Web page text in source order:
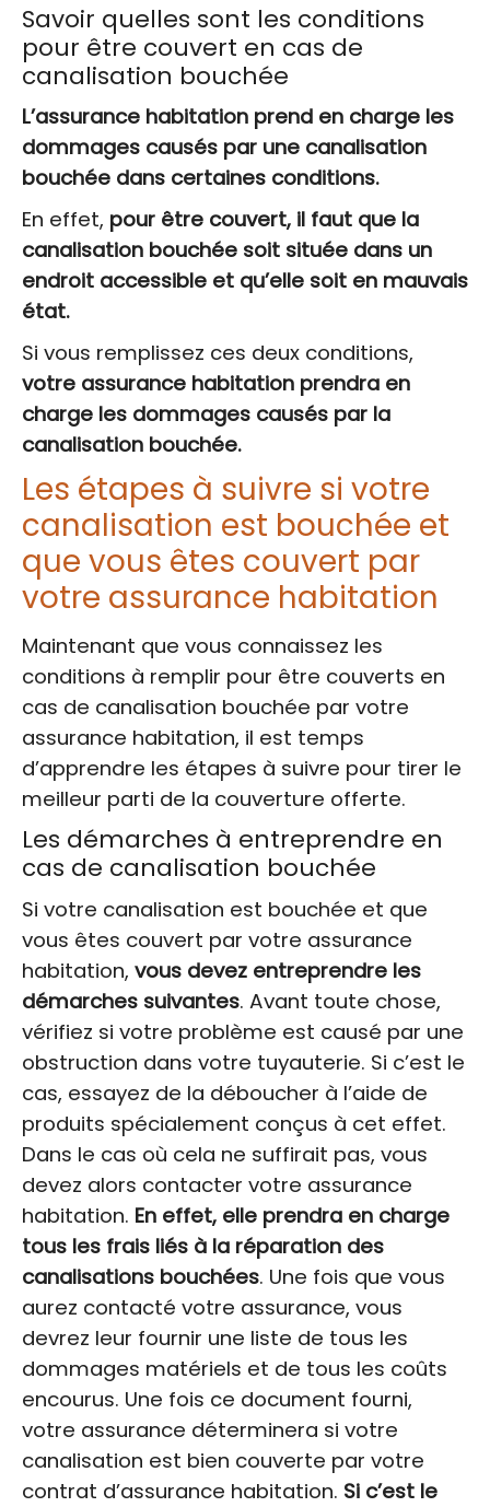
Savoir quelles sont les conditions
pour être couvert en cas de
canalisation bouchée
L’assurance habitation prend en charge les
dommages causés par une canalisation
bouchée dans certaines conditions.
En effet, pour être couvert, il faut que la
canalisation bouchée soit située dans un
endroit accessible et qu’elle soit en mauvais
état.
Si vous remplissez ces deux conditions,
votre assurance habitation prendra en
charge les dommages causés par la
canalisation bouchée.
Les étapes à suivre si votre
canalisation est bouchée et
que vous êtes couvert par
votre assurance habitation
Maintenant que vous connaissez les
conditions à remplir pour être couverts en
cas de canalisation bouchée par votre
assurance habitation, il est temps
d’apprendre les étapes à suivre pour tirer le
meilleur parti de la couverture offerte.
Les démarches à entreprendre en
cas de canalisation bouchée
Si votre canalisation est bouchée et que
vous êtes couvert par votre assurance
habitation, vous devez entreprendre les
démarches suivantes. Avant toute chose,
vérifiez si votre problème est causé par une
obstruction dans votre tuyauterie. Si c’est le
cas, essayez de la déboucher à l’aide de
produits spécialement conçus à cet effet.
Dans le cas où cela ne suffirait pas, vous
devez alors contacter votre assurance
habitation. En effet, elle prendra en charge
tous les frais liés à la réparation des
canalisations bouchées. Une fois que vous
aurez contacté votre assurance, vous
devrez leur fournir une liste de tous les
dommages matériels et de tous les coûts
encourus. Une fois ce document fourni,
votre assurance déterminera si votre
canalisation est bien couverte par votre
contrat d’assurance habitation. Si c’est le